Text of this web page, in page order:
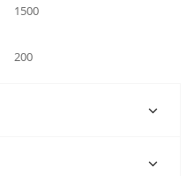
1500
200